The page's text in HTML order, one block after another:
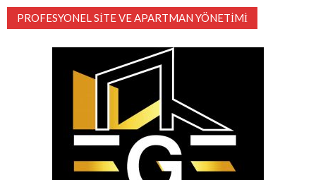
PROFESYONEL SITE VE APARTMAN YÖNETIMI